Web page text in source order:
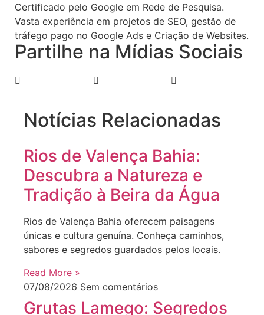
Certificado pelo Google em Rede de Pesquisa.
Vasta experiência em projetos de SEO, gestão de
tráfego pago no Google Ads e Criação de Websites.
Partilhe na Mídias Sociais
Notícias Relacionadas
Rios de Valença Bahia:
Descubra a Natureza e
Tradição à Beira da Água
Rios de Valença Bahia oferecem paisagens
únicas e cultura genuína. Conheça caminhos,
sabores e segredos guardados pelos locais.
Read More »
07/08/2026 Sem comentários
Grutas Lamego: Segredos